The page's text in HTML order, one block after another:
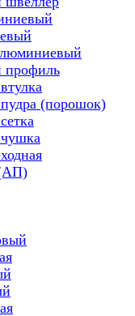
(порошок)